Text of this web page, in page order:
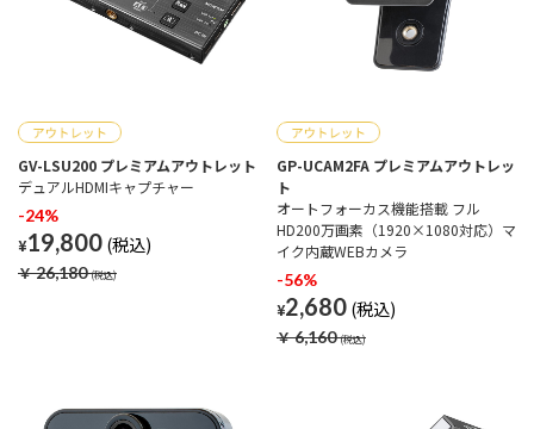
GV-LSU200 プレミアムアウトレット
デュアルHDMIキャプチャー
-24%
¥19,800
￥26,180
GP-UCAM2FA プレミアムアウトレッ
ト
オートフォーカス機能搭載 フル
HD200万画素（1920×1080対応）マ
イク内蔵WEBカメラ
-56%
¥2,680
￥6,160